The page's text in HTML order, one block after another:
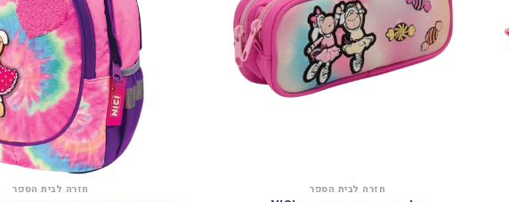
חזרה לבית הספר חזרה לבית הספר